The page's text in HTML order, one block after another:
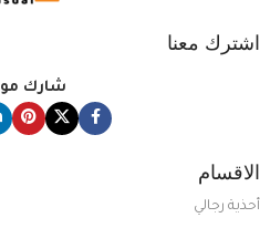
اشترك معنا
شارك
الاقسام
أحذية رجالي